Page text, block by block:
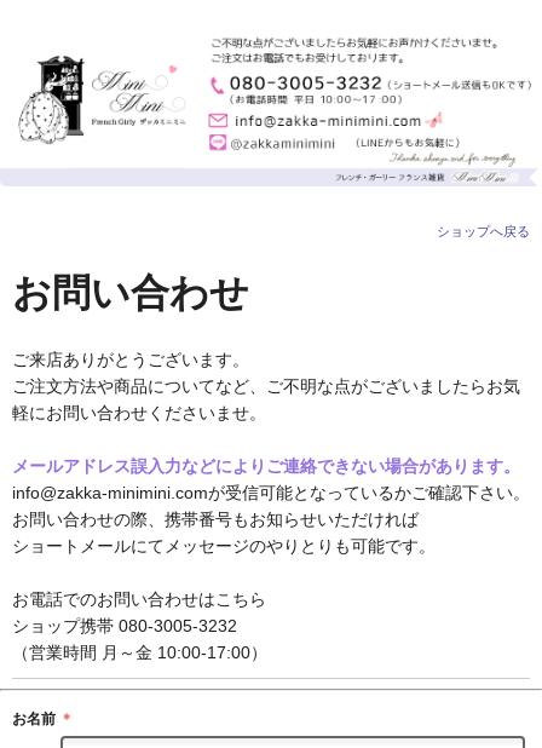
ショップへ戻る
お問い合わせ
ご来店ありがとうございます。
ご注文方法や商品についてなど、ご不明な点がございましたらお気
軽にお問い合わせくださいませ。
メールアドレス誤入力などによりご連絡できない場合があります。
info@zakka-minimini.comが受信可能となっているかご確認下さい。
お問い合わせの際、携帯番号もお知らせいただければ
ショートメールにてメッセージのやりとりも可能です。
お電話でのお問い合わせはこちら
ショップ携帯 080-3005-3232
（営業時間 月～金 10:00-17:00）
お名前 ＊